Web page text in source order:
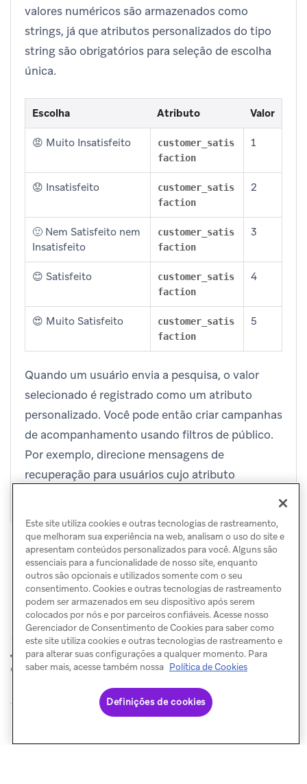
valores numéricos são armazenados como
strings, já que atributos personalizados do tipo
string são obrigatórios para seleção de escolha
única.
Escolha Atributo Valor
😡 Muito Insatisfeito
customer_satis
faction
1
😟 Insatisfeito
customer_satis
faction
2
🙂 Nem Satisfeito nem
Insatisfeito
customer_satis
faction
3
😊 Satisfeito
customer_satis
faction
4
😍 Muito Satisfeito
customer_satis
faction
5
Quando um usuário envia a pesquisa, o valor
selecionado é registrado como um atributo
personalizado. Você pode então criar campanhas
de acompanhamento usando filtros de público.
Por exemplo, direcione mensagens de
recuperação para usuários cujo atributo
ANTERIORFormulário de
captura de e-mail
PRÓXIMO Personalizar
© Braze. All Rights Reserved Privacy Policy
Este site utiliza cookies e outras tecnologias de rastreamento,
que melhoram sua experiência na web, analisam o uso do site e
apresentam conteúdos personalizados para você. Alguns são
essenciais para a funcionalidade de nosso site, enquanto
outros são opcionais e utilizados somente com o seu
consentimento. Cookies e outras tecnologias de rastreamento
podem ser armazenados em seu dispositivo após serem
colocados por nós e por parceiros confiáveis. Acesse nosso
Gerenciador de Consentimento de Cookies para saber como
este site utiliza cookies e outras tecnologias de rastreamento e
para alterar suas configurações a qualquer momento. Para
saber mais, acesse também nossa Política de Cookies
Definições de cookies